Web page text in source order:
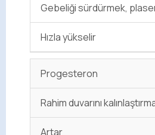
Gebeliği sürdürmek,
Hızla yükselir
Progesteron
Rahim duvarını
Artar